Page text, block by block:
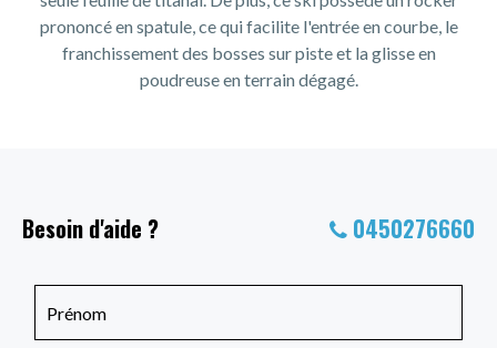
prononcé en spatule, ce qui facilite l'entrée en courbe, le
franchissement des bosses sur piste et la glisse en
poudreuse en terrain dégagé.
Besoin d'aide ? 0450276660